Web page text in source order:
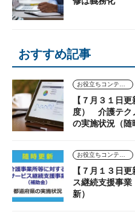
おすすめ記事
【７月３１日
度） 介護テク
の実施状況（随
【７月１３日
ス継続支援事
新）